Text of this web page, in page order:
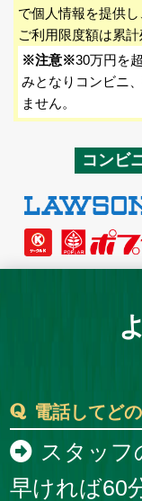
で個人情報を提供し
ご利用限度額は累計
※注意※30万円を
みとなりコンビニ
ません。
コンビ
電話してど
スタッフ
早ければ60